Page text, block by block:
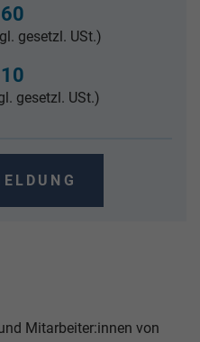
gesetzl. USt.)
gesetzl. USt.)
Mitarbeiter:innen von